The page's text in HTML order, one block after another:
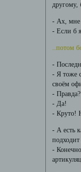
другому,
- Ах, мне
- Если б
..потом
-
- Я тоже
своём
- Правда?
- Да!
- Круто!
- А есть
-